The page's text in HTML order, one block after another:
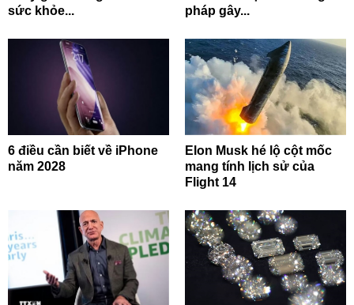
sức khỏe...
pháp gây...
6 điều cần biết về iPhone
năm 2028
Elon Musk hé lộ cột mốc
mang tính lịch sử của
Flight 14